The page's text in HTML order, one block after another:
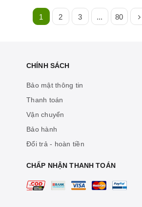
1 2 3 ... 80
CHÍNH SÁCH
Bảo mật thông tin
Thanh toán
Vận chuyển
Bảo hành
Đổi trả - hoàn tiền
CHẤP NHẬN THANH TOÁN